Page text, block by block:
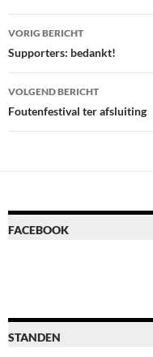
Bericht
navigatie
VORIG BERICHT
Supporters: bedankt!
VOLGEND BERICHT
Foutenfestival ter afsluiting
FACEBOOK
STANDEN